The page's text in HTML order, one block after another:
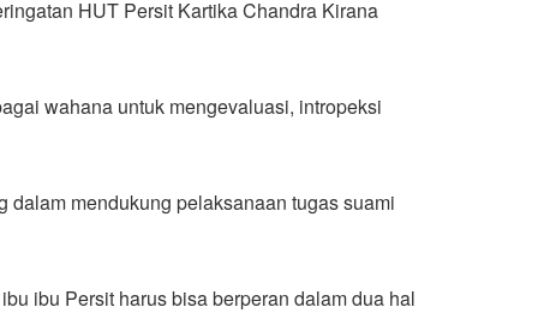
HUT Persit Kartika Chandra Kirana
wahana untuk mengevaluasi, intropeksi
mendukung pelaksanaan tugas suami
ibu Persit harus bisa berperan dalam dua hal